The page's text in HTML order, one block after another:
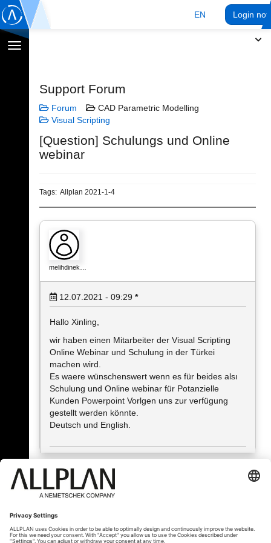
EN Login
Toggle
Support Forum
Forum
CAD Parametric Modelling
Visual Scripting
[Question] Schulungs und Online
webinar
Tags: Allplan 2021-1-4
melihdinek…
12.07.2021 - 09:29 *
Hallo Xinling,
wir haben einen Mitarbeiter der Visual Scripting
Online Webinar und Schulung in der Türkei
machen wird.
Es waere wünschenswert wenn es für beides alsı
Schulung und Online webinar für Potanzielle
Kunden Powerpoint Vorlgen uns zur verfügung
gestellt werden könnte.
Deutsch und English.